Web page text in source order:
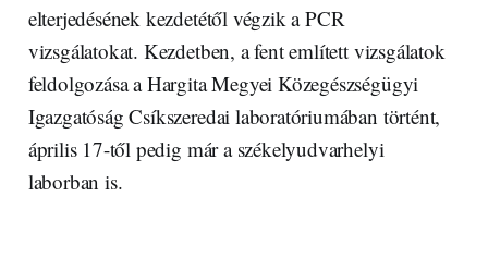
elterjedésének kezdetétől végzik a PCR
vizsgálatokat. Kezdetben, a fent említett vizsgálatok
feldolgozása a Hargita Megyei Közegészségügyi
Igazgatóság Csíkszeredai laboratóriumában történt,
április 17-től pedig már a székelyudvarhelyi
laborban is.